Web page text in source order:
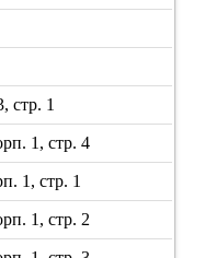
стр. 1
1, стр. 4
1, стр. 1
1, стр. 2